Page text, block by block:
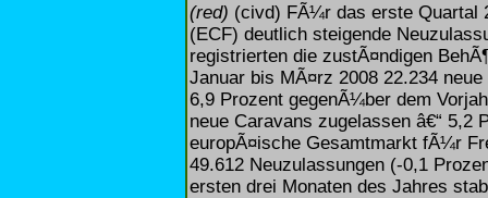
(red) (civd) FÃ¼r das erste Quartal
(ECF) deutlich steigende
registrierten die zustÃ¤ndigen
Januar bis MÃ¤rz 2008 22.234
6,9 Prozent gegenÃ¼ber dem
neue Caravans zugelassen â€“ 5,2
europÃ¤ische Gesamtmarkt fÃ¼r
49.612 Neuzulassungen (-0,1
ersten drei Monaten des Jahres